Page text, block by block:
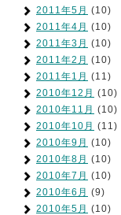
2011年5月 (10)
2011年4月 (10)
2011年3月 (10)
2011年2月 (10)
2011年1月 (11)
2010年12月 (10)
2010年11月 (10)
2010年10月 (11)
2010年9月 (10)
2010年8月 (10)
2010年7月 (10)
2010年6月 (9)
2010年5月 (10)